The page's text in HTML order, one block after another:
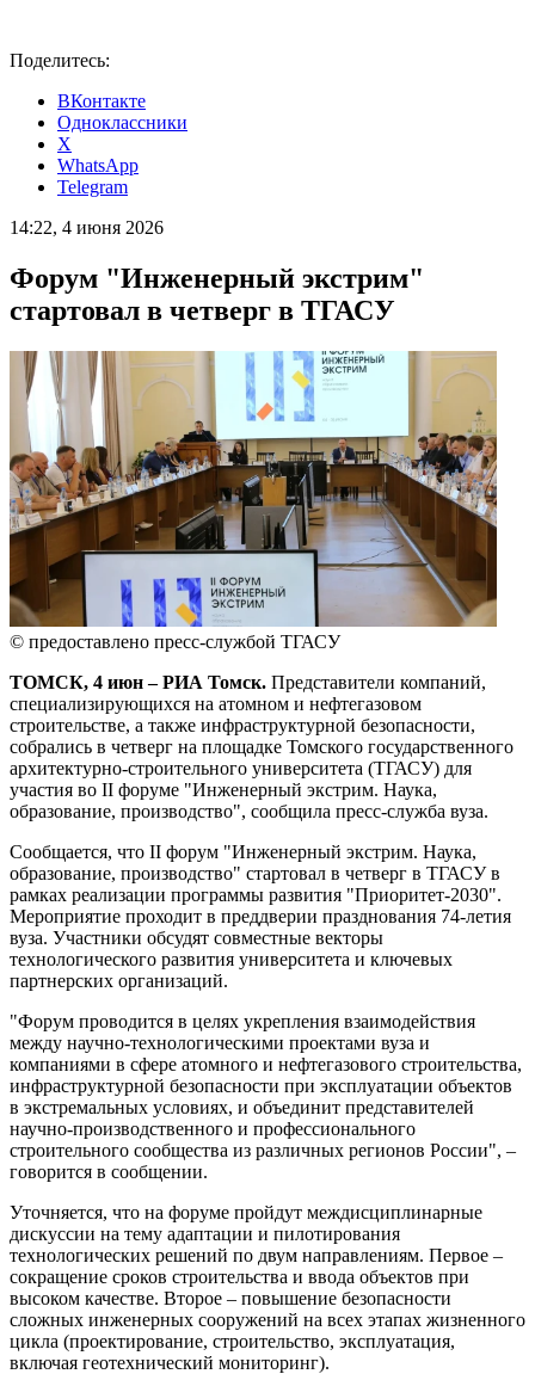
Поделитесь:
ВКонтакте
Одноклассники
X
WhatsApp
Telegram
14:22, 4 июня 2026
Форум "Инженерный экстрим"
стартовал в четверг в ТГАСУ
© предоставлено пресс-службой ТГАСУ
ТОМСК, 4 июн – РИА Томск. Представители компаний,
специализирующихся на атомном и нефтегазовом
строительстве, а также инфраструктурной безопасности,
собрались в четверг на площадке Томского государственного
архитектурно-строительного университета (ТГАСУ) для
участия во II форуме "Инженерный экстрим. Наука,
образование, производство", сообщила пресс-служба вуза.
Сообщается, что II форум "Инженерный экстрим. Наука,
образование, производство" стартовал в четверг в ТГАСУ в
рамках реализации программы развития "Приоритет-2030".
Мероприятие проходит в преддверии празднования 74-летия
вуза. Участники обсудят совместные векторы
технологического развития университета и ключевых
партнерских организаций.
"Форум проводится в целях укрепления взаимодействия
между научно-технологическими проектами вуза и
компаниями в сфере атомного и нефтегазового строительства,
инфраструктурной безопасности при эксплуатации объектов
в экстремальных условиях, и объединит представителей
научно-производственного и профессионального
строительного сообщества из различных регионов России", –
говорится в сообщении.
Уточняется, что на форуме пройдут междисциплинарные
дискуссии на тему адаптации и пилотирования
технологических решений по двум направлениям. Первое –
сокращение сроков строительства и ввода объектов при
высоком качестве. Второе – повышение безопасности
сложных инженерных сооружений на всех этапах жизненного
цикла (проектирование, строительство, эксплуатация,
включая геотехнический мониторинг).